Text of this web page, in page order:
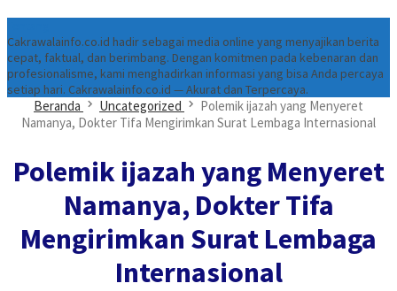
Cakrawalainfo.co.id hadir sebagai media online yang menyajikan berita
cepat, faktual, dan berimbang. Dengan komitmen pada kebenaran dan
profesionalisme, kami menghadirkan informasi yang bisa Anda percaya
setiap hari. Cakrawalainfo.co.id — Akurat dan Terpercaya.
Beranda Uncategorized
Polemik ijazah yang Menyeret
Namanya, Dokter Tifa Mengirimkan Surat Lembaga Internasional
Polemik ijazah yang Menyeret
Namanya, Dokter Tifa
Mengirimkan Surat Lembaga
Internasional